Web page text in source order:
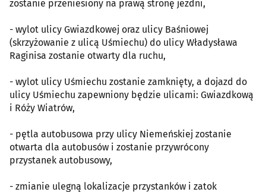
zostanie przeniesiony na prawą stronę jezdni,
- wylot ulicy Gwiazdkowej oraz ulicy Baśniowej
(skrzyżowanie z ulicą Uśmiechu) do ulicy Władysława
Raginisa zostanie otwarty dla ruchu,
- wylot ulicy Uśmiechu zostanie zamknięty, a dojazd do
ulicy Uśmiechu zapewniony będzie ulicami: Gwiazdkową
i Róży Wiatrów,
- pętla autobusowa przy ulicy Niemeńskiej zostanie
otwarta dla autobusów i zostanie przywrócony
przystanek autobusowy,
- zmianie ulegną lokalizacje przystanków i zatok